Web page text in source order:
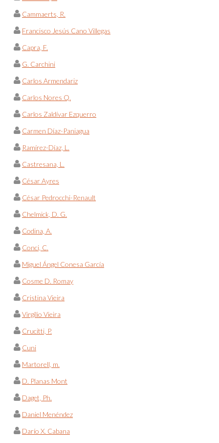
Cammaerts, R.
Francisco Jesús Cano Villegas
Capra, F.
G. Carchini
Carlos Armendariz
Carlos Nores Q.
Carlos Zaldívar Ezquerro
Carmen Díaz-Paniagua
Ramírez-Díaz, L.
Castresana, L.
César Ayres
César Pedrocchi-Renault
Chelmick, D. G.
Codina, A.
Conci, C.
Miguel Ángel Conesa García
Cosme D. Romay
Cristina Vieira
Virgílio Vieira
Crucitti, P.
Cuni
Martorell, m.
D. Planas Mont
Daget, Ph.
Daniel Menéndez
Darío X. Cabana